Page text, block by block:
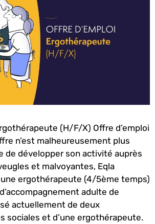
(H/F/X) Offre d’emploi
n’est malheureusement plus
de développer son activité auprès
et malvoyantes, Eqla
ergothérapeute (4/5ème temps)
adulte de
actuellement de deux
sociales et d’une ergothérapeute.